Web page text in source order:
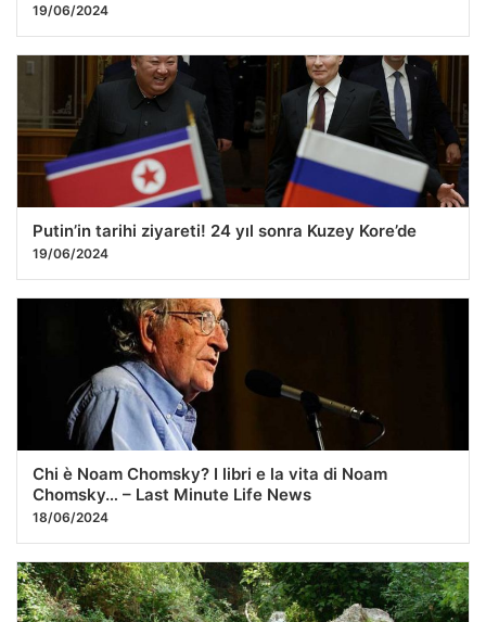
19/06/2024
Putin’in tarihi ziyareti! 24 yıl sonra Kuzey Kore’de
19/06/2024
Chi è Noam Chomsky? I libri e la vita di Noam
Chomsky… – Last Minute Life News
18/06/2024